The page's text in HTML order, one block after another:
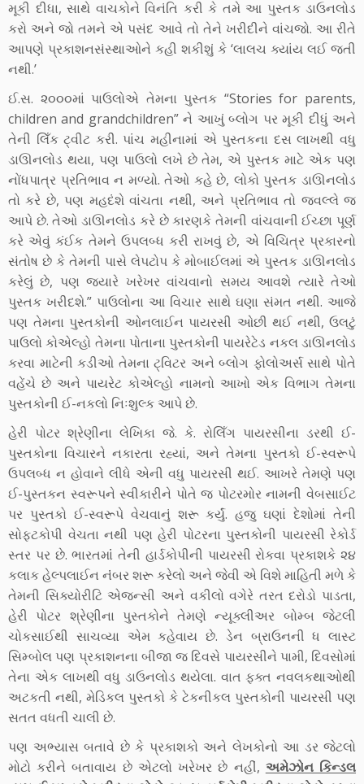
મૂકી દીધા, સાથે વાચકોને વિનંતિ કરી કે તમે આ પુસ્તક ડાઉનલોડ
કરો અને જો તમને એ પસંદ આવે તો તેને ખરીદીને વાંચજો. આ રીતે
આપણે પ્રકાશનસંસ્થાઓને કહી શકીશું કે ‘લાલચ ક્યાંય લઈ જતી
નથી.’
ઈ.સ. ૨૦૦૦માં પાઉલોએ તેમના પુસ્તક “Stories for parents,
children and grandchildren” ને આખું બ્લોગ પર મૂકી દીધું અને
તેની લિઁક ટ્વીટ કરી. પાંચ મહીનામાં એ પુસ્તકના દસ લાખથી વધુ
ડાઊનલોડ થયા, પણ પાઉલો લખે છે તેમ, એ પુસ્તક માટે એક પણ
નોંધપાત્ર પ્રતિભાવ ન મળ્યો. તેઓ કહે છે, લોકો પુસ્તક ડાઊનલોડ
તો કરે છે, પણ મહદંશે વાંચતા નથી, અને પ્રતિભાવ તો જવલ્લે જ
આપે છે. તેઓ ડાઊનલોડ કરે છે કારણકે તેમની વાંચવાની ઈચ્છા પૂર્ણ
કરે એવું કંઈક તેમને ઉપલબ્ધ કરી રાખવું છે, એ વિચિત્ર પ્રકારનો
સંતોષ છે કે તેમની પાસે લેપટોપ કે મોબાઈલમાં એ પુસ્તક ડાઊનલોડ
કરેલું છે, પણ જ્યારે ખરેખર વાંચવાનો સમય આવશે ત્યારે તેઓ
પુસ્તક ખરીદશે.” પાઉલોના આ વિચાર સાથે ઘણા સંમત નથી. આજે
પણ તેમના પુસ્તકોની ઓનલાઈન પાયરસી ઓછી થઈ નથી, ઉલટું
પાઉલો કોએલ્હો તેમના પોતાના પુસ્તકોની પાયરેટેડ નકલ ડાઊનલોડ
કરવા માટેની કડીઓ તેમના ટ્વિટર અને બ્લોગ ફોલોઅર્સ સાથે પોતે
વહેંચે છે અને પાયરેટ કોએલ્હો નામનો આખો એક વિભાગ તેમના
પુસ્તકોની ઈ-નકલો નિઃશુલ્ક આપે છે.
હેરી પોટર શ્રેણીના લેખિકા જે. કે. રોલિઁગ પાયરસીના ડરથી ઈ-
પુસ્તકોના વિચારને નકારતા રહ્યાં, અને તેમના પુસ્તકો ઈ-સ્વરૂપે
ઉપલબ્ધ ન હોવાને લીધે એની વધુ પાયરસી થઈ. આખરે તેમણે પણ
ઈ-પુસ્તકન સ્વરૂપને સ્વીકારીને પોતે જ પોટરમોર નામની વેબસાઈટ
પર પુસ્તકો ઈ-સ્વરૂપે વેચવાનું શરૂ કર્યું. હજુ ઘણાં દેશોમાં તેની
સોફ્ટકોપી વેચતા નથી પણ હેરી પોટરના પુસ્તકોની પાયરસી રેકોર્ડ
સ્તર પર છે. ભારતમાંં તેની હાર્ડકોપીની પાયરસી રોકવા પ્રકાશકે ૨૪
કલાક હેલ્પલાઈન નંંબર શરૂ કરેલો અને જેવી એ વિશે માહિતી મળે કે
તેમની સિક્યોરીટિ એજન્સી અને વકીલો વગેરે તરત દરોડો પાડતા,
હેરી પોટર શ્રેણીના પુસ્તકોને તેમણે ન્યૂક્લીઅર બોમ્બ જેટલી
ચોકસાઈથી સાચવ્યા એમ કહેવાય છે. ડેન બ્રાઉનની ધ લાસ્ટ
સિમ્બોલ પણ પ્રકાશનના બીજા જ દિવસે પાયરસીને પામી, દિવસોમાંં
તેના એક લાખથી વધુ ડાઉનલોડ થયેલા. વાત ફક્ત નવલકથાઓથી
અટકતી નથી, મેડિકલ પુસ્તકો કે ટેકનીકલ પુસ્તકોની પાયરસી પણ
સતત વધતી ચાલી છે.
પણ અભ્યાસ બતાવે છે કે પ્રકાશકો અને લેખકોનો આ ડર જેટલો
મોટો કરીને બતાવાય છે એટલો ખરેખર છે નહીં, અમેઝોન કિન્ડલ